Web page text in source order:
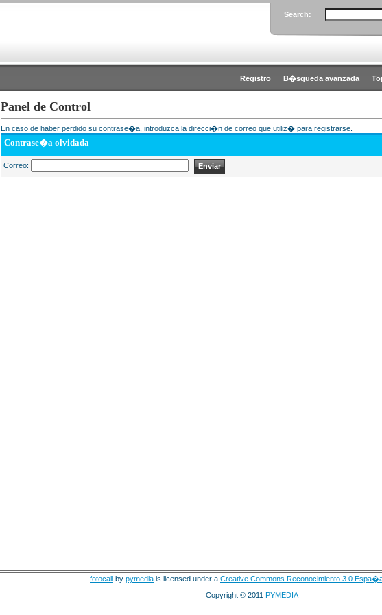
Search:
Registro B�squeda avanzada
Panel de Control
En caso de haber perdido su contrase�a, introduzca la direcci�n de correo que utiliz� para registrarse.
Contrase�a olvidada
Correo:
fotocall by pymedia is licensed under a Creative Commons Reconocimiento 3.0
Copyright © 2011 PYMEDIA